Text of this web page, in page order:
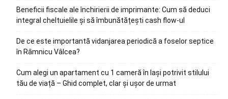
Beneficii fiscale ale închirierii de imprimante: Cum să deduci
integral cheltuielile și să îmbunătățești cash flow-ul
De ce este importantă vidanjarea periodică a foselor septice
în Râmnicu Vâlcea?
Cum alegi un apartament cu 1 cameră în Iași potrivit stilului
tău de viață – Ghid complet, clar și ușor de urmat